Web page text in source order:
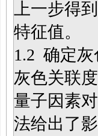
上一步得
特征值。
1.2 确定灰
灰色关联
量子因素
法给出了